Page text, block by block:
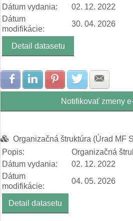
Dátum vydania:
02. 12. 2022
Dátum
modifikácie:
30. 04. 2026
Detail datasetu
Zdielať na Facebook
Zdielať na LinkedIn
Zdielať naZdielať na
Notifikovať zmeny
Organizačná štruktúra (Úrad MF
Popis:
Organizačná
Dátum vydania:
02. 12. 2022
Dátum
modifikácie:
04. 05. 2026
Detail datasetu